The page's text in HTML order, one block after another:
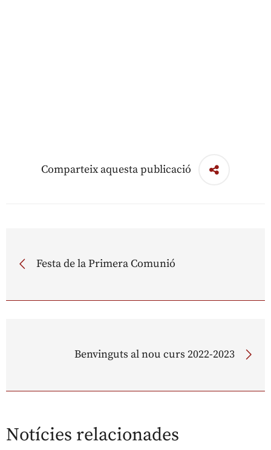
Comparteix aquesta publicació
Festa de la Primera Comunió
Benvinguts al nou curs 2022-2023
Notícies relacionades